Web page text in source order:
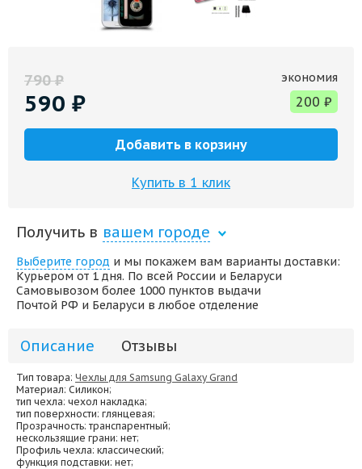
790₽
590 ₽
экономия
200 ₽
Добавить в корзину
Купить в 1 клик
Получить в вашем городе
Выберите город и мы покажем вам варианты доставки:
Курьером от 1 дня. По всей России и Беларуси
Самовывозом более 1000 пунктов выдачи
Почтой РФ и Беларуси в любое отделение
Описание Отзывы
Тип товара: Чехлы для Samsung Galaxy Grand
Материал: Силикон;
тип чехла: чехол накладка;
тип поверхности: глянцевая;
Прозрачность: транспарентный;
нескользящие грани: нет;
Профиль чехла: классический;
функция подставки: нет;